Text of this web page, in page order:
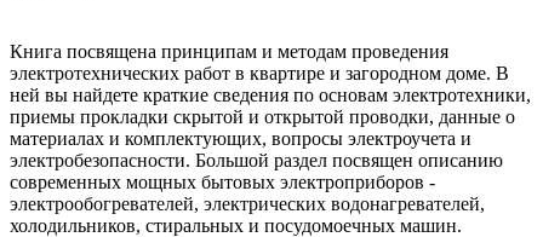
Книга посвящена принципам и методам проведения
электротехнических работ в квартире и загородном доме. В
ней вы найдете краткие сведения по основам электротехники,
приемы прокладки скрытой и открытой проводки, данные о
материалах и комплектующих, вопросы электроучета и
электробезопасности. Большой раздел посвящен описанию
современных мощных бытовых электроприборов -
электрообогревателей, электрических водонагревателей,
холодильников, стиральных и посудомоечных машин.